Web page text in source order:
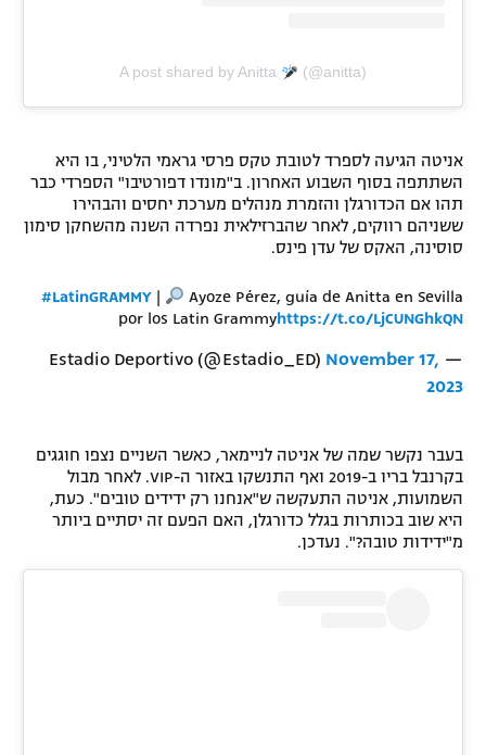
A post shared by Anitta (@anitta)
אניטה הגיעה לספרד לטובת טקס פרסי גראמי הלטיני, בו היא
השתתפה בסוף השבוע האחרון. ב"מונדו דפורטיבו" הספרדי כבר
תהו אם הכדורגלן והזמרת מנהלים מערכת יחסים והבהירו
ששניהם רווקים, לאחר שהברזילאית נפרדה השנה מהשחקן סימון
סוסינה, האקס של עדן פינס.
#LatinGRAMMY|
Ayoze Pérez, guía de Anitta en Sevilla
por los Latin Grammyhttps://t.co/LjCUNGhkQN
— Estadio Deportivo (@Estadio_ED)
November 17,
2023
בעבר נקשר שמה של אניטה לניימאר, כאשר השניים נצפו חוגגים
בקרנבל בריו ב-2019 ואף התנשקו באזור ה-VIP. לאחר מבול
השמועות, אניטה התעקשה ש"אנחנו רק ידידים טובים". כעת,
היא שוב בכותרות בגלל כדורגלן, האם הפעם זה יסתיים ביותר
מ"ידידות טובה?". נעדכן.